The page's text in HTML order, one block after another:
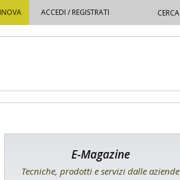
ACCEDI / REGISTRATI
E-Magazine
Tecniche, prodotti e servizi dalle aziende